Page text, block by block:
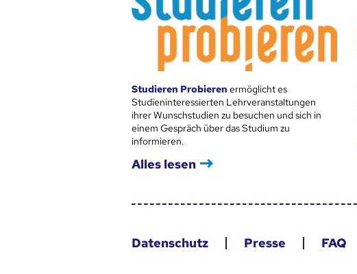
Studieren Probieren ermöglicht es
Studieninteressierten Lehrveranstaltungen
ihrer Wunschstudien zu besuchen und sich in
einem Gespräch über das Studium zu
informieren.
Alles lesen
Datenschutz Presse FAQ